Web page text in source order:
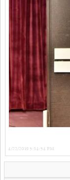
4/22/2019 5:34:54 PM